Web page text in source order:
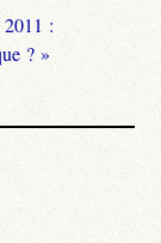
2011 :
? »